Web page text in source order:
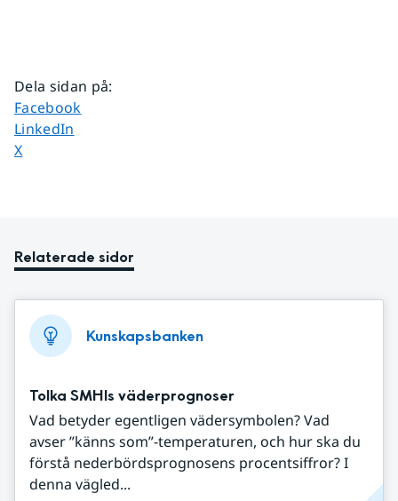
Dela sidan på:
Dela sidan på
Facebook
Dela sidan på
LinkedIn
Dela sidan på
X
Relaterade sidor
Kunskapsbanken
Tolka SMHIs väderprognoser
Vad betyder egentligen vädersymbolen? Vad
avser ”känns som”-temperaturen, och hur ska du
förstå nederbördsprognosens procentsiffror? I
denna vägled...